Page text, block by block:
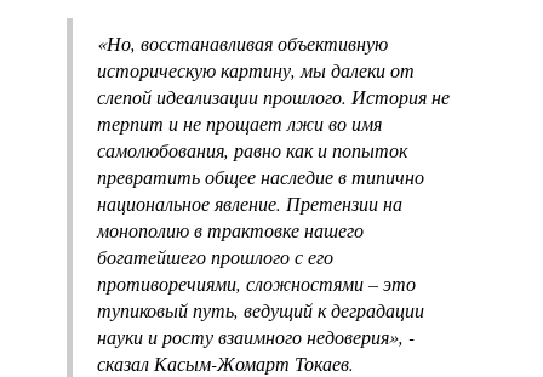
«Но, восстанавливая объективную
историческую картину, мы далеки от
слепой идеализации прошлого. История не
терпит и не прощает лжи во имя
самолюбования, равно как и попыток
превратить общее наследие в типично
национальное явление. Претензии на
монополию в трактовке нашего
богатейшего прошлого с его
противоречиями, сложностями – это
тупиковый путь, ведущий к деградации
науки и росту взаимного недоверия», -
сказал Касым-Жомарт Токаев.